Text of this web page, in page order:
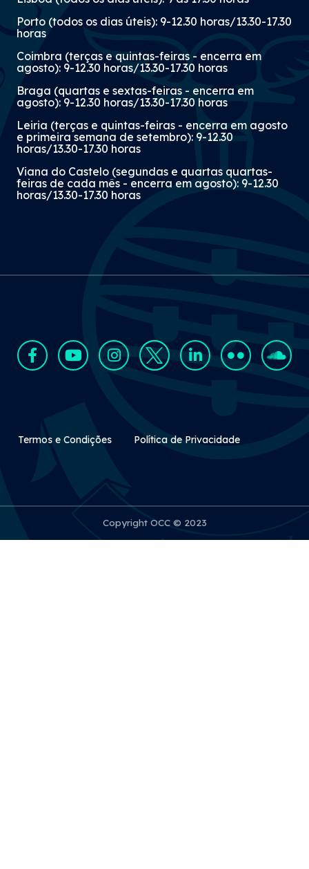
Porto (todos os dias úteis): 9-12.30 horas/13.30-17.30
horas
Coimbra (terças e quintas-feiras - encerra em
agosto): 9-12.30 horas/13.30-17.30 horas
Braga (quartas e sextas-feiras - encerra em
agosto): 9-12.30 horas/13.30-17.30 horas
Leiria (terças e quintas-feiras - encerra em agosto
e primeira semana de setembro): 9-12.30
horas/13.30-17.30 horas
Viana do Castelo (segundas e quartas quartas-
feiras de cada mês - encerra em agosto): 9-12.30
horas/13.30-17.30 horas
Rodapé Secundário
Termos e Condições Política de Privacidade
Copyright OCC © 2023